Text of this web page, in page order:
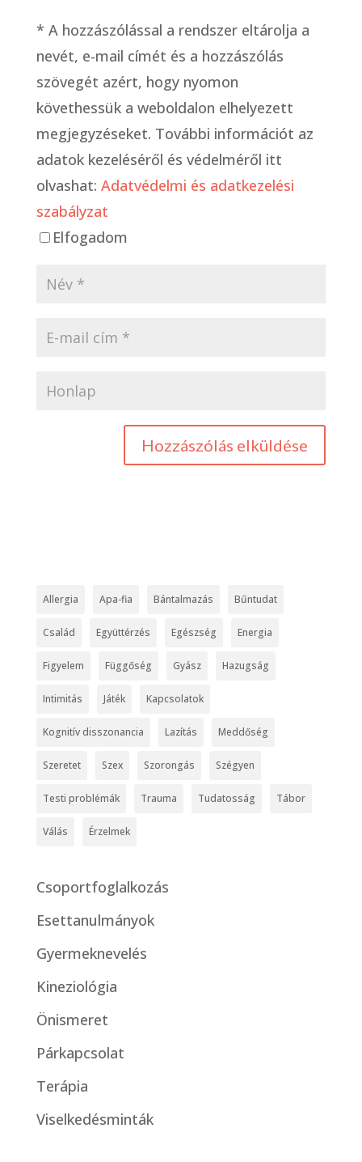
* A hozzászólással a rendszer eltárolja a
nevét, e-mail címét és a hozzászólás
szövegét azért, hogy nyomon
követhessük a weboldalon elhelyezett
megjegyzéseket. További információt az
adatok kezeléséről és védelméről itt
olvashat: Adatvédelmi és adatkezelési
szabályzat
Elfogadom
Allergia Apa-fia Bántalmazás Bűntudat
Család Együttérzés Egészség Energia
Figyelem Függőség Gyász Hazugság
Intimitás Játék Kapcsolatok
Kognitív disszonancia Lazítás Meddőség
Szeretet Szex Szorongás Szégyen
Testi problémák Trauma Tudatosság Tábor
Válás Érzelmek
Csoportfoglalkozás
Esettanulmányok
Gyermeknevelés
Kineziológia
Önismeret
Párkapcsolat
Terápia
Viselkedésminták